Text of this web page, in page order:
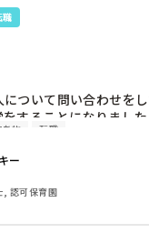
職
について問い合わせを
することになりました
求人に応募したという
問しましたが、見学な
場合は本当に見学だけ
ち物 転職
ー
, 認可保育園